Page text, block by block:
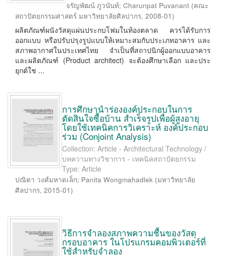
จรัญพัฒน์ ภูวนันท์;Charunpat Puvanant (คณะ
สถาปัตยกรรมศาสตร์ มหาวิทยาลัยศิลปากร, 2008-01)
ผลิตภัณฑ์ผนังวัสดุแผ่นประกบโฟมในท้องตลาด ควรได้รับการ
ออกแบบ หรือปรับปรุงรูปแบบให้เหมาะสมกับประเภทอาคาร และ
สภาพอากาศในประเทศไทย จำเป็นที่สถาปนิกผู้ออกแบบอาคาร
และผลิตภัณฑ์ (Product architect) จะต้องศึกษาเลือก และประ
ยุกต์ใช ...
การศึกษานำร่ององค์ประกอบในการ
ตัดสินใจซื้อบ้าน สำเร็จรูปเพื่อผู้สูงอายุ
โดยใช้เทคนิคการวิเคราะห์ องค์ประกอบ
ร่วม (Conjoint Analysis)
Collection: Article - Architectural Technology /
บทความทางวิชาการ - เทคนิคสถาปัตยกรรม
Type: Article
ปณิตา วงศ์มหาดเล็ก; Panita Wongmahadlek (มหาวิทยาลัย
ศิลปากร, 2015-01)
วิธีการจำลองสภาพความชื้นของวัสดุ
กรอบอาคาร ในโปรแกรมคอมพิวเตอร์ที่
ใช้สำหรับจำลอง